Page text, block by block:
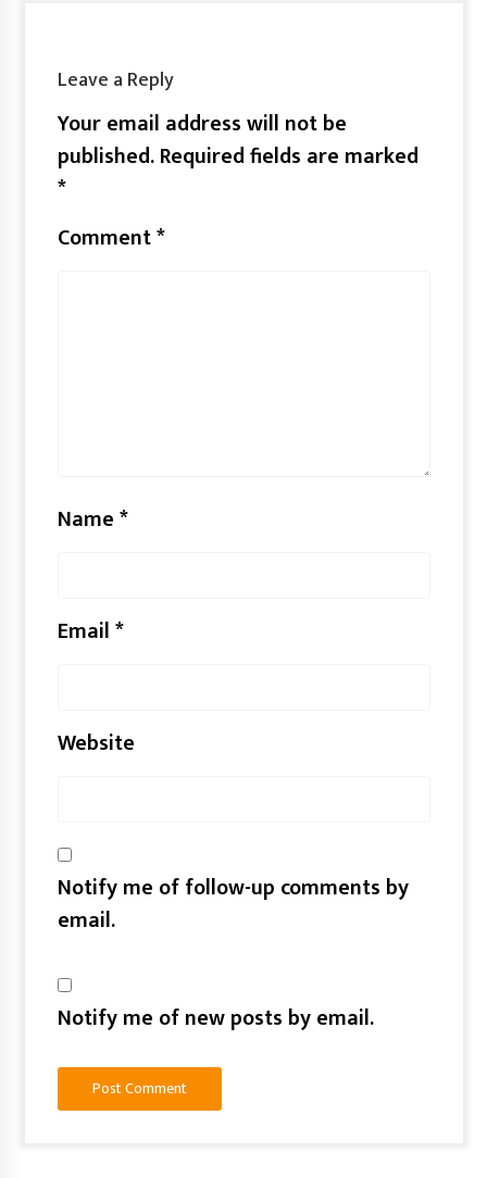
Leave a Reply
Your email address will not be
published.Required fields are marked
*
Comment*
Name*
Email*
Website
Notify me of follow-up comments by
email.
Notify me of new posts by email.